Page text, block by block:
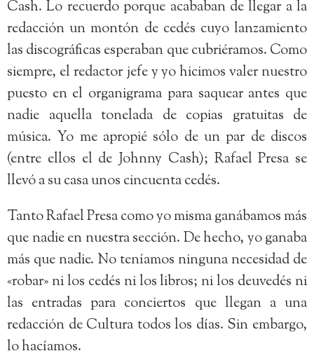
Cash. Lo recuerdo porque acababan de llegar a la
redacción un montón de cedés cuyo lanzamiento
las discográficas esperaban que cubriéramos. Como
siempre, el redactor jefe y yo hicimos valer nuestro
puesto en el organigrama para saquear antes que
nadie aquella tonelada de copias gratuitas de
música. Yo me apropié sólo de un par de discos
(entre ellos el de Johnny Cash); Rafael Presa se
llevó a su casa unos cincuenta cedés.
Tanto Rafael Presa como yo misma ganábamos más
que nadie en nuestra sección. De hecho, yo ganaba
más que nadie. No teníamos ninguna necesidad de
«robar» ni los cedés ni los libros; ni los deuvedés ni
las entradas para conciertos que llegan a una
redacción de Cultura todos los días. Sin embargo,
lo hacíamos.